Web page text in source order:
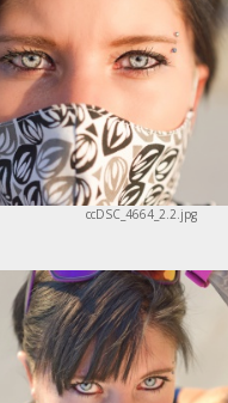
ccDSC_4664_2.2.jpg